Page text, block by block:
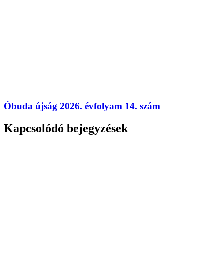
Óbuda újság 2026. évfolyam 14. szám
Kapcsolódó bejegyzések